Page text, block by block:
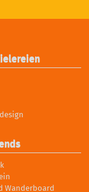
Wanderboard